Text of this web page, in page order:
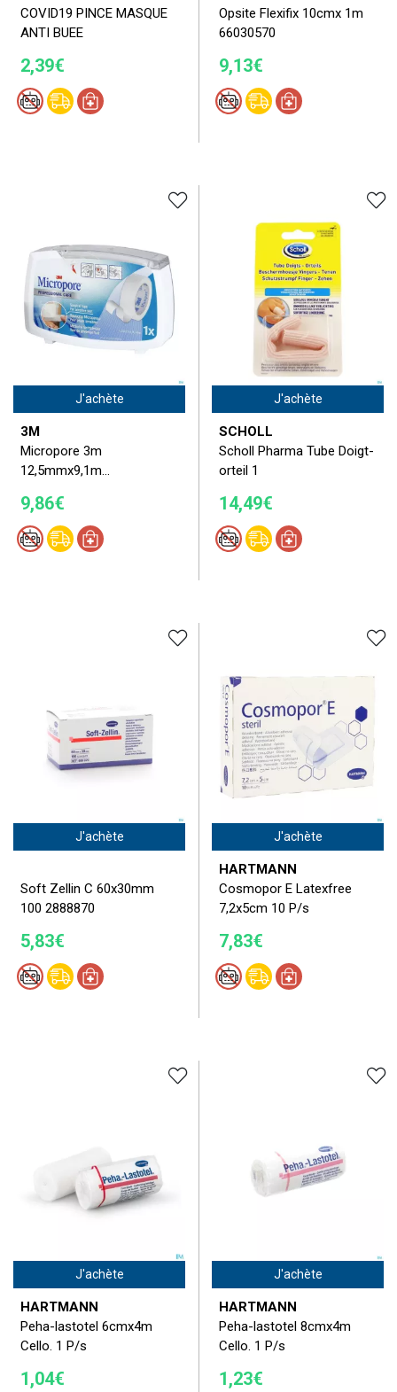
COVID19 PINCE MASQUE
ANTI BUEE
2,39€
Opsite Flexifix 10cmx 1m
66030570
9,13€
J'achète
3M
Micropore 3m
12,5mmx9,1m...
9,86€
J'achète
SCHOLL
Scholl Pharma Tube Doigt-
orteil 1
14,49€
J'achète
Soft Zellin C 60x30mm
100 2888870
5,83€
J'achète
HARTMANN
Cosmopor E Latexfree
7,2x5cm 10 P/s
7,83€
J'achète
HARTMANN
Peha-lastotel 6cmx4m
Cello. 1 P/s
1,04€
J'achète
HARTMANN
Peha-lastotel 8cmx4m
Cello. 1 P/s
1,23€